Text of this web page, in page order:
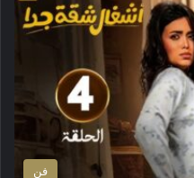
فن